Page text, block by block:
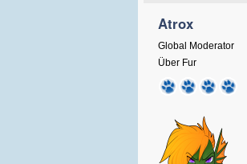
Atrox
Global Moderator
Über Fur